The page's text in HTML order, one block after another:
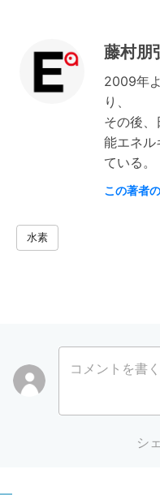
藤村朋
2009年
り、
その後
能エネル
ている。
この著者
水素
コメントを書く
シ